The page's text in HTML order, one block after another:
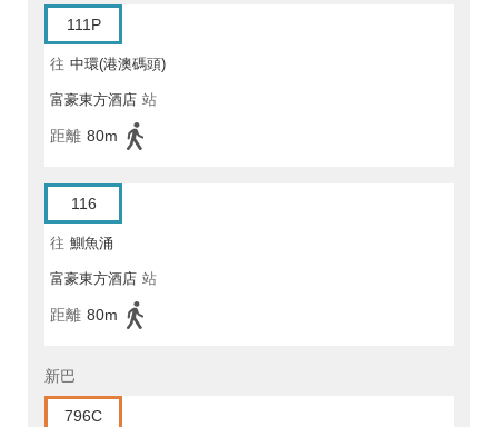
111P
往 中環(港澳碼頭)
富豪東方酒店 站
距離 80m
116
往 鰂魚涌
富豪東方酒店 站
距離 80m
新巴
796C